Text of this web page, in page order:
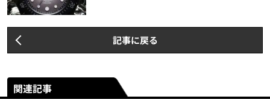
記事に戻る
関連記事